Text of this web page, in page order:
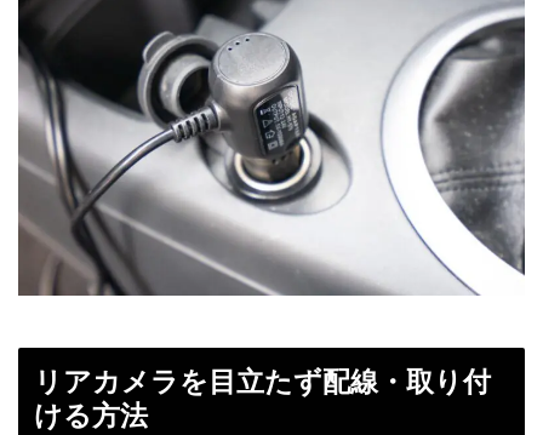
リアカメラを目立たず配線・取り付
ける方法